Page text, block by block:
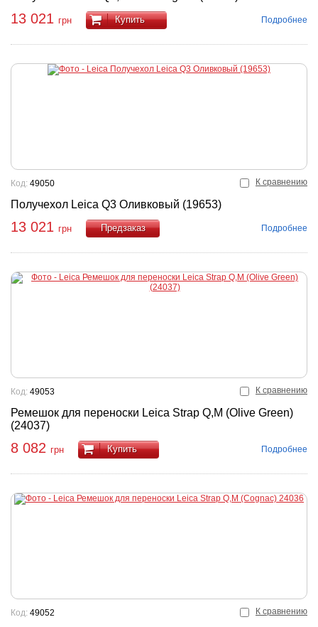
13 021 грн Купить Подробнее
К сравнению
Получехол Leica Q3 Оливковый (19653)
Код: 49050
13 021 грн
Подробнее
К сравнению
Ремешок для переноски Leica Strap Q,M (Olive Green)
(24037)
Код: 49053
8 082 грн Купить Подробнее
К сравнению
Код: 49052